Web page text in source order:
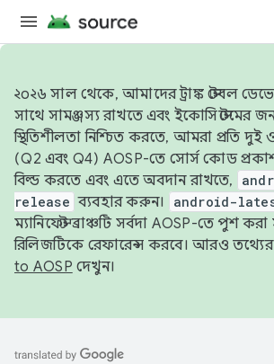
২০২৬ সাল থেকে, আমাদের ট্রাঙ্ক স্টেবল
সাথে সামঞ্জস্য রাখতে এবং ইকোসিস্টেমের
স্থিতিশীলতা নিশ্চিত করতে, আমরা প্রতি দুই
(Q2 এবং Q4) AOSP-তে সোর্স কোড
বিল্ড করতে এবং এতে অবদান রাখতে,
release ব্যবহার করুন। android-
ম্যানিফেস্ট ব্রাঞ্চটি সর্বদা AOSP-তে পুশ করা
রিলিজটিকে রেফারেন্স করবে। আরও
to AOSP দেখুন।